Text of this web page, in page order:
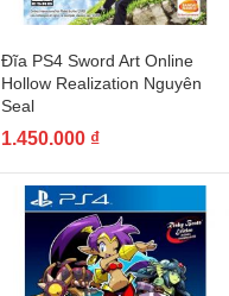
Đĩa PS4 Sword Art Online
Hollow Realization Nguyên
Seal
1.450.000 ₫